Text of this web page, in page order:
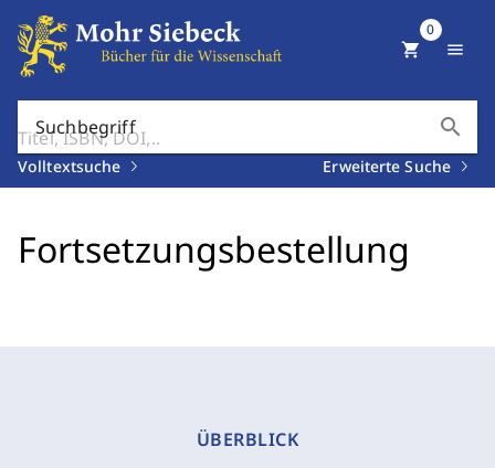
Suchbegriff search
Volltextsuche Erweiterte Suche
shopping_cart
0
menu
Fortsetzungsbestellung
ÜBERBLICK